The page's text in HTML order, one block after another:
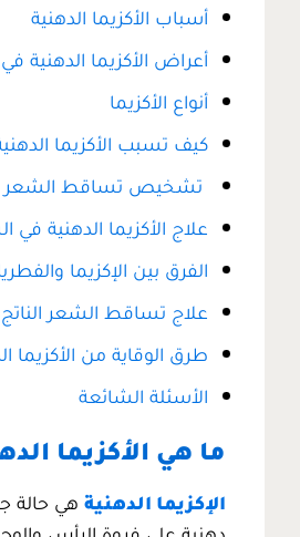
أسباب الأكزيما الدهنية
أعراض الأكزيما الدهنية
أنواع الأكزيما
كيف تسبب الأكزيما
تشخيص تساقط الشعر
علاج الأكزيما الدهنية في
الفرق بين الإكزيما
علاج تساقط الشعر الناتج
طرق الوقاية من الأكزيما
الأسئلة الشائعة
ما هي الأكزيما
الإكزيما الدهنيةهي حالة